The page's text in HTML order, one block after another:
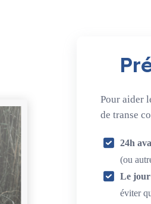
Pour aider
de transe
24h
(ou
Le jour
éviter